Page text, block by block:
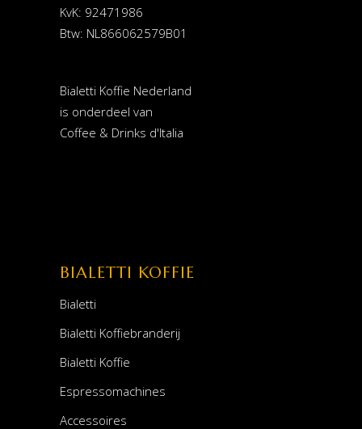
KvK: 92471986
Btw: NL866062579B01
Bialetti Koffie Nederland
is onderdeel van
Coffee & Drinks d'Italia
BIALETTI KOFFIE
Bialetti
Bialetti Koffiebranderij
Bialetti Koffie
Espressomachines
Accessoires